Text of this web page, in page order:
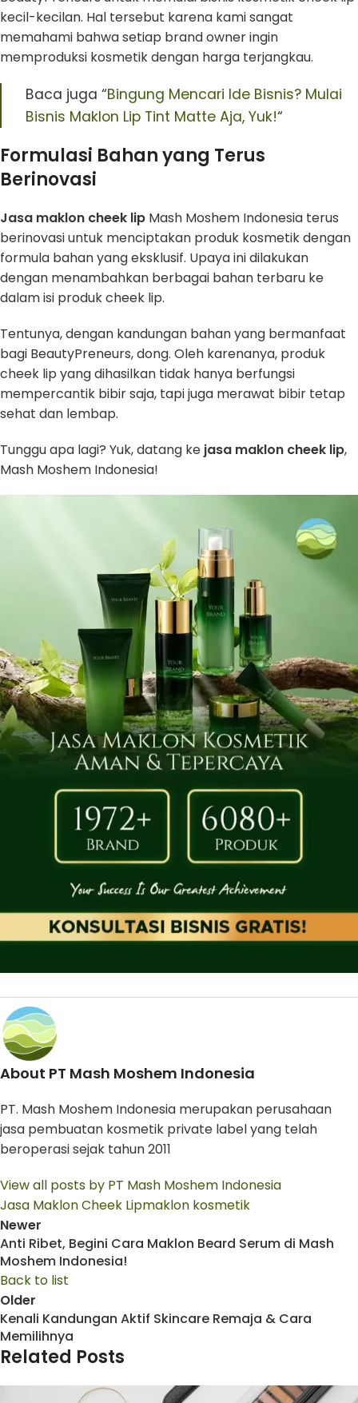
kecil-kecilan. Hal tersebut karena kami sangat
memahami bahwa setiap brand owner ingin
memproduksi kosmetik dengan harga terjangkau.
Baca juga “Bingung Mencari Ide Bisnis? Mulai
Bisnis Maklon Lip Tint Matte Aja, Yuk!“
Formulasi Bahan yang Terus
Berinovasi
Jasa maklon cheek lip Mash Moshem Indonesia terus
berinovasi untuk menciptakan produk kosmetik dengan
formula bahan yang eksklusif. Upaya ini dilakukan
dengan menambahkan berbagai bahan terbaru ke
dalam isi produk cheek lip.
Tentunya, dengan kandungan bahan yang bermanfaat
bagi BeautyPreneurs, dong. Oleh karenanya, produk
cheek lip yang dihasilkan tidak hanya berfungsi
mempercantik bibir saja, tapi juga merawat bibir tetap
sehat dan lembap.
Tunggu apa lagi? Yuk, datang ke jasa maklon cheek lip,
Mash Moshem Indonesia!
About PT Mash Moshem Indonesia
PT. Mash Moshem Indonesia merupakan perusahaan
jasa pembuatan kosmetik private label yang telah
beroperasi sejak tahun 2011
View all posts by PT Mash Moshem Indonesia
Jasa Maklon Cheek Lipmaklon kosmetik
Newer
Anti Ribet, Begini Cara Maklon Beard Serum di Mash
Moshem Indonesia!
Back to list
Older
Kenali Kandungan Aktif Skincare Remaja & Cara
Memilihnya
Related Posts